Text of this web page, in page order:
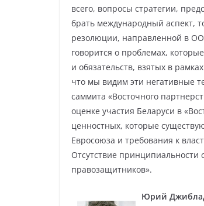
всего, вопросы стратегии,
брать международный аспект,
резолюции, направленной в
говорится о проблемах,
и обязательств, взятых в
что мы видим эти негативные
саммита «Восточного
оценке участия Беларуси в
ценностных, которые
Евросоюза и требования к
Отсутствие
правозащитников».
Юрий